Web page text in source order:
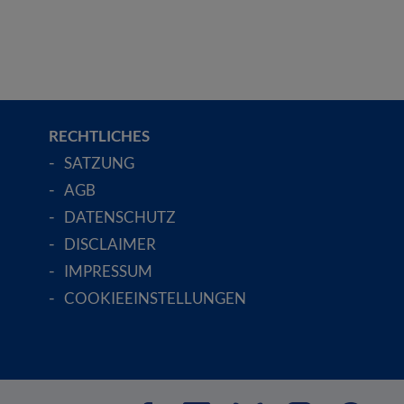
RECHTLICHES
SATZUNG
AGB
DATENSCHUTZ
DISCLAIMER
IMPRESSUM
COOKIEEINSTELLUNGEN